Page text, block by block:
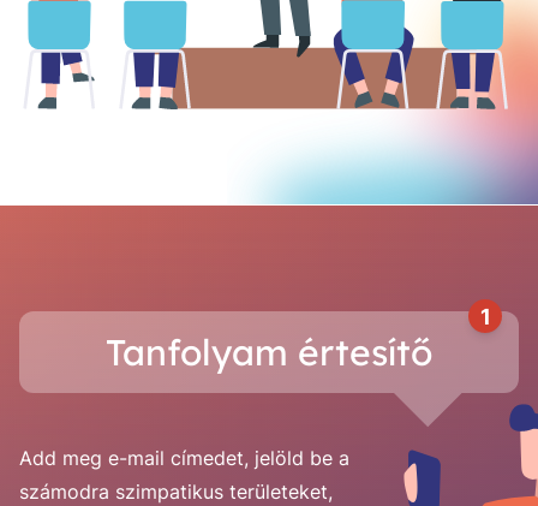
Tanfolyam értesítő
1
Add meg e-mail címedet, jelöld be a
számodra szimpatikus területeket,